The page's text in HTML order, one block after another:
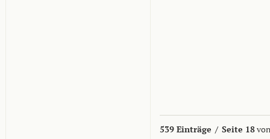
539 Einträge / Seite 18